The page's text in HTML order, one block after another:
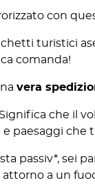
con
turistici
comanda!
vera
che il
paesaggi che
passiv*, sei
a un